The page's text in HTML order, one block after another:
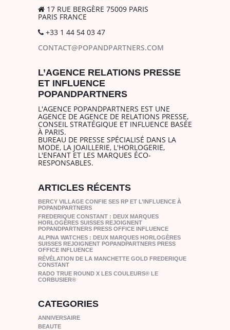
17 RUE BERGÈRE 75009 PARIS
PARIS FRANCE
+33 1 44 54 03 47
CONTACT@POPANDPARTNERS.COM
L’AGENCE RELATIONS PRESSE
ET INFLUENCE
POPANDPARTNERS
L'AGENCE POPANDPARTNERS EST UNE
AGENCE DE AGENCE DE RELATIONS PRESSE,
CONSEIL STRATÉGIQUE ET INFLUENCE BASÉE
À PARIS.
BUREAU DE PRESSE SPÉCIALISÉ DANS LA
MODE, LA JOAILLERIE, L'HORLOGERIE,
L'ENFANT ET LES MARQUES ÉCO-
RESPONSABLES.
ARTICLES RÉCENTS
BERCY VILLAGE CONFIE SES RP ET L’INFLUENCE À
POPANDPARTNERS
FREDERIQUE CONSTANT : DEUX MARQUES
HORLOGÈRES SUISSES REJOIGNENT
POPANDPARTNERS PRESS OFFICE INFLUENCE
ALPINA WATCHES : DEUX MARQUES HORLOGÈRES
SUISSES REJOIGNENT POPANDPARTNERS PRESS
OFFICE INFLUENCE
RÉVÉLATION DE LA MANCHETTE GOLD FREDERIQUE
CONSTANT
RADO TRUE ROUND X LES COULEURS® LE
CORBUSIER®
CATEGORIES
ANNIVERSAIRE
BEAUTE